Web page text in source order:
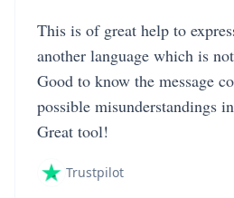
This is of great help to
another language which is
Good to know the message
possible misunderstandings
Great tool!
Trustpilot